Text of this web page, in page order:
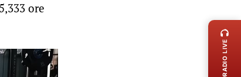
ore
RADIO LIVE